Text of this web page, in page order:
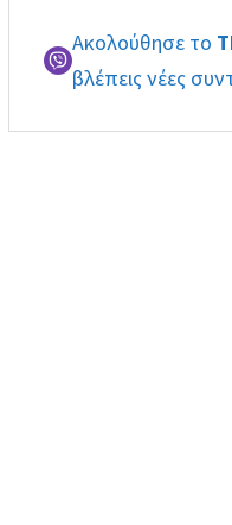
Ακολούθησε το
βλέπεις νέες